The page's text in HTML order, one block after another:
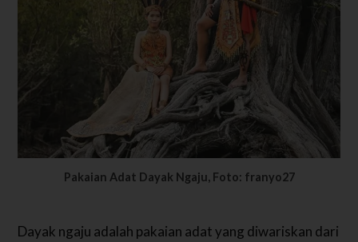
Pakaian Adat Dayak Ngaju, Foto: franyo27
Dayak ngaju adalah pakaian adat yang diwariskan dari